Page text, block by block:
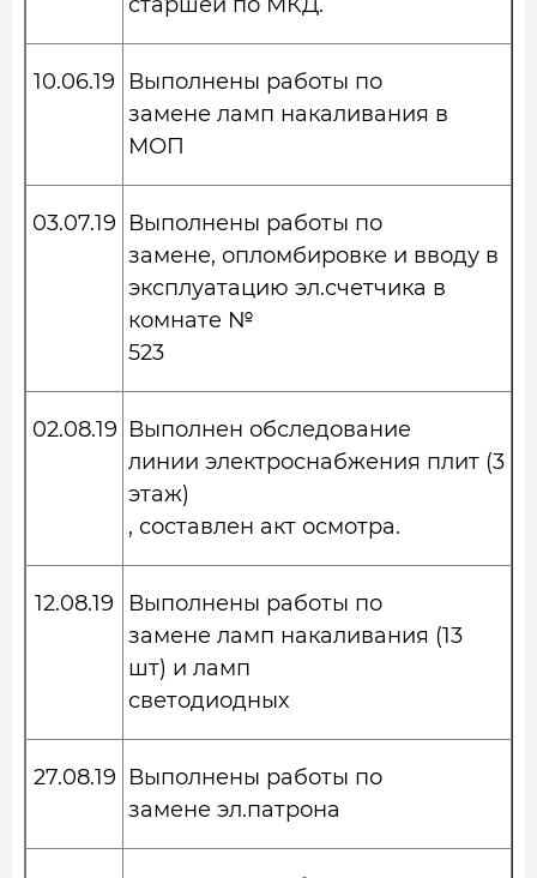
10.06.19
Выполнены работы по
замене ламп накаливания в
МОП
03.07.19 Выполнены работы по
замене, опломбировке и вводу в
эксплуатацию эл.счетчика в
комнате №
523
02.08.19 Выполнен обследование
линии электроснабжения плит (3
этаж)
, составлен акт осмотра.
12.08.19
Выполнены работы по
замене ламп накаливания (13
шт) и ламп
светодиодных
27.08.19 Выполнены работы по
замене эл.патрона